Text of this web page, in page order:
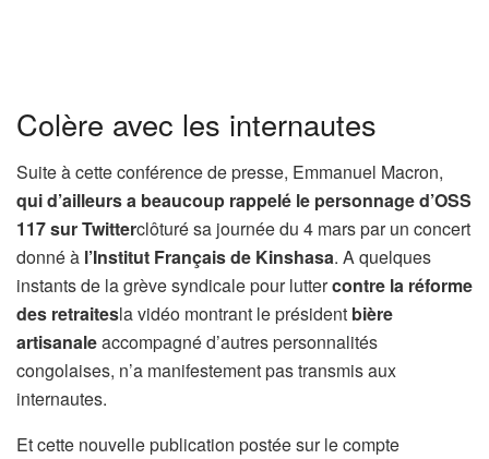
Colère avec les internautes
Suite à cette conférence de presse, Emmanuel Macron,
qui d’ailleurs a beaucoup rappelé le personnage d’OSS
117 sur Twitterclôturé sa journée du 4 mars par un concert
donné à l’Institut Français de Kinshasa. A quelques
instants de la grève syndicale pour luttercontre la réforme
des retraitesla vidéo montrant le président bière
artisanaleaccompagné d’autres personnalités
congolaises, n’a manifestement pas transmis aux
internautes.
Et cette nouvelle publication postée sur le compte